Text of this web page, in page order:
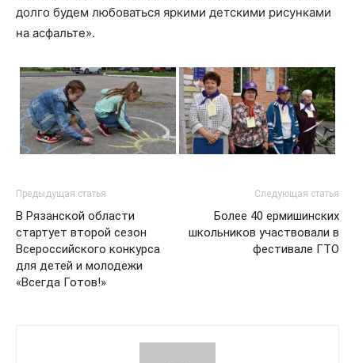
долго будем любоваться яркими детскими рисунками
на асфальте».
Предыдущая статья
В Рязанской области
стартует второй сезон
Всероссийского конкурса
для детей и молодежи
«Всегда Готов!»
Следующая статья
Более 40 ермишинских
школьников участвовали в
фестивале ГТО